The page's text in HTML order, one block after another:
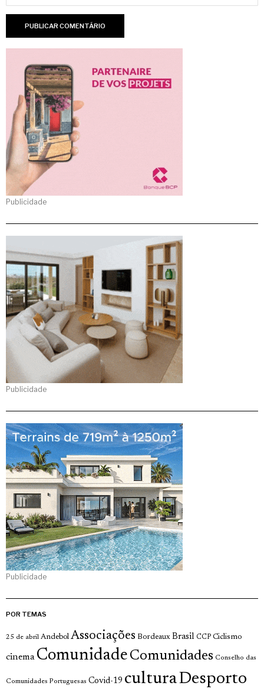
Publicidade
Publicidade
Publicidade
POR TEMAS
25 de abril Andebol Associações Bordeaux Brasil CCP Ciclismo
cinema Comunidade Comunidades Conselho das
Comunidades Portuguesas Covid-19 culturaDesporto